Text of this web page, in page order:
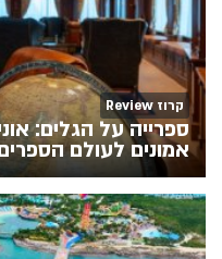
קרוז Review
ספרייה על הגלים:
אמונים לעולם